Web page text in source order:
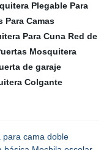
Plegable Para
Para Camas
Para Cuna Red de
Mosquitera
de garaje
Colgante
para cama doble